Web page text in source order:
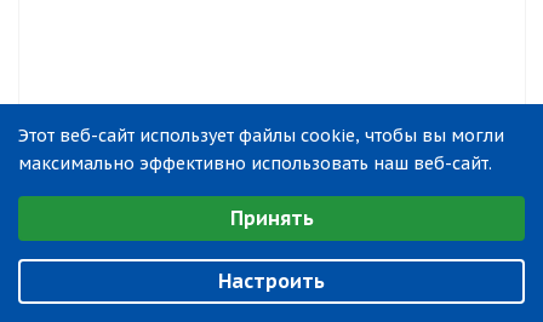
Этот веб-сайт использует файлы cookie, чтобы вы могли
максимально эффективно использовать наш веб-сайт.
Выберите настройки cookie
Аналитические/Функциональные
Принять
Настроить